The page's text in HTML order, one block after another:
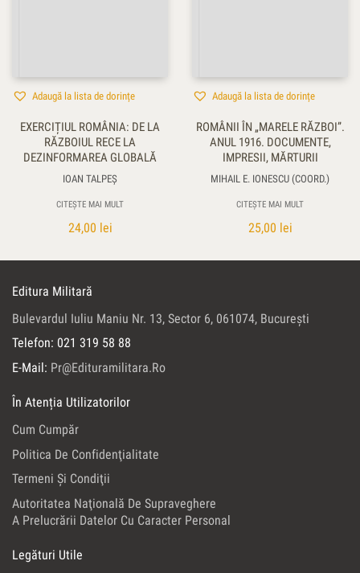
Adaugă la lista de dorințe
EXERCIȚIUL ROMÂNIA: DE LA
RĂZBOIUL RECE LA
DEZINFORMAREA GLOBALĂ
IOAN TALPEŞ
CITEȘTE MAI MULT
24,00 lei
Adaugă la lista de dorințe
ROMÂNII ÎN „MARELE RĂZBOI”.
ANUL 1916. DOCUMENTE,
IMPRESII, MĂRTURII
MIHAIL E. IONESCU (COORD.)
CITEȘTE MAI MULT
25,00 lei
Editura Militară
Bulevardul Iuliu Maniu Nr. 13, Sector 6, 061074, Bucureşti
Telefon: 021 319 58 88
E-Mail: Pr@edituramilitara.ro
În Atenția Utilizatorilor
Cum Cumpăr
Politica De Confidenţialitate
Termeni Şi Condiţii
Autoritatea Naţională De Supraveghere
A Prelucrării Datelor Cu Caracter Personal
Legături Utile